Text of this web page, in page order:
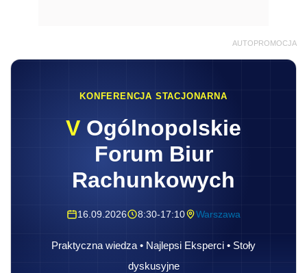
AUTOPROMOCJA
KONFERENCJA STACJONARNA
V Ogólnopolskie
Forum Biur
Rachunkowych
16.09.2026 8:30-17:10 Warszawa
Praktyczna wiedza • Najlepsi Eksperci • Stoły
dyskusyjne